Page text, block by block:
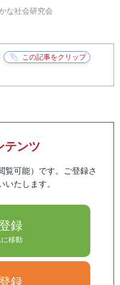
な社会研究会
テンツ
覧可能）です。ご登録さ
たします。
録
移動
録